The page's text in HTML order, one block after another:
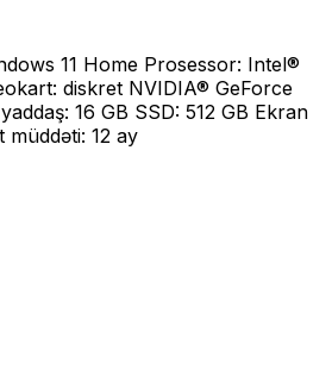
11 Home Prosessor: Intel®
diskret NVIDIA® GeForce
16 GB SSD: 512 GB Ekran
müddəti: 12 ay